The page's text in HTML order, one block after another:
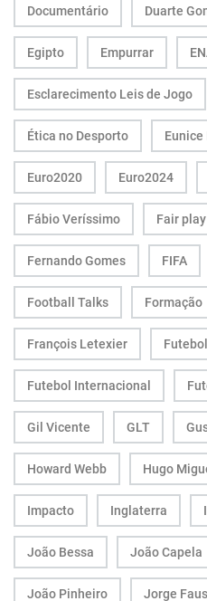
Documentário Duarte
Egipto Empurrar
Esclarecimento Leis de Jogo
Ética no Desporto
Euro2020 Euro2024
Fábio Veríssimo Fair play
Fernando Gomes FIFA
Football Talks Formação
François Letexier
Futebol Internacional
Gil Vicente GLT
Howard Webb Hugo
Impacto Inglaterra
João Bessa João Capela
João Pinheiro Jorge